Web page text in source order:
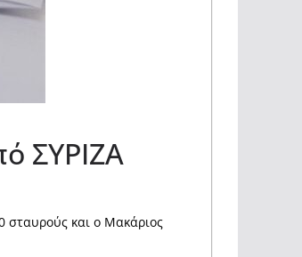
ΣΥΡΙΖΑ
σταυρούς και ο Μακάριος